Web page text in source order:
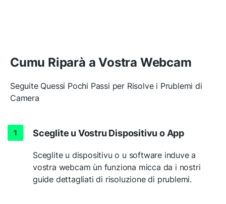
Cumu Riparà a Vostra Webcam
Seguite Quessi Pochi Passi per Risolve i Prublemi di
Camera
Sceglite u Vostru Dispositivu o App
Sceglite u dispositivu o u software induve a
vostra webcam ùn funziona micca da i nostri
guide dettagliati di risoluzione di prublemi.